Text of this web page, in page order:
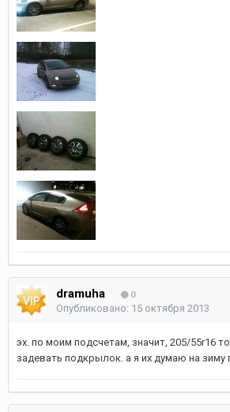
dramuha 0
Опубликовано: 15 октября 2013
эх. по моим подсчетам, значит, 205/55r16
задевать подкрылок. а я их думаю на зиму